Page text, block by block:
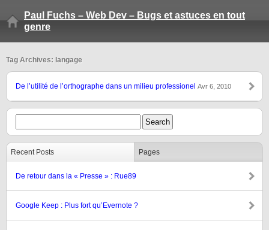
Paul Fuchs – Web Dev – Bugs et astuces en tout
genre
Tag Archives: langage
De l’utilité de l’orthographe dans un milieu professionel Avr 6, 2010
Recent Posts Pages
De retour dans la « Presse » : Rue89
Google Keep : Plus fort qu’Evernote ?